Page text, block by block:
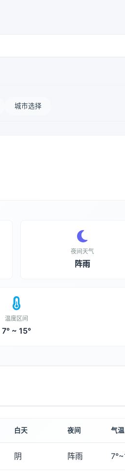
城市选择
夜间天气
阵雨
温度区间
7° ~ 15°
白天 夜间 气温
阴 阵雨